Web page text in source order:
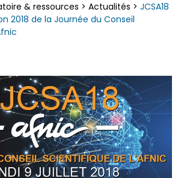
& ressources > Actualités > JCSA18
2018 de la Journée du Conseil